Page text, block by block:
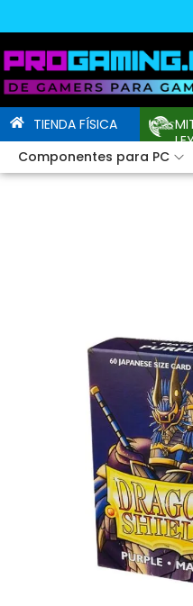
TIENDA FÍSICA
Componentes para PC